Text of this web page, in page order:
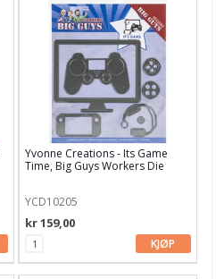
Yvonne Creations - Its Game
Time, Big Guys Workers Die
YCD10205
kr 159,00
KJØP